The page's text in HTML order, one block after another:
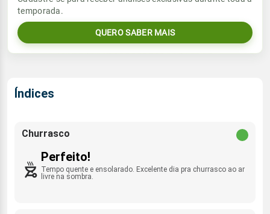
31%50%
Rajada de vento
06:06h às 17:59h
Lua
0.0mm
Umidade do ar
SE - 9km/h
Rajada de vento
Sol
temporada.
QUERO SABER MAIS
Índices
Churrasco
Perfeito!
Tempo quente e ensolarado. Excelente dia pra churrasco ao ar
livre na sombra.